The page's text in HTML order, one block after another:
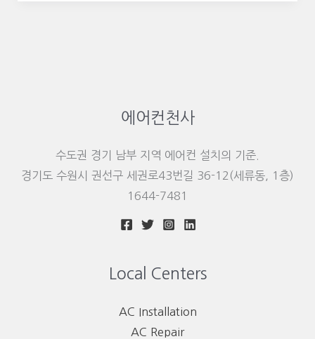
에어컨천사
수도권 경기 남부 지역 에어컨 설치의 기준.
경기도 수원시 권선구 세권로43번길 36-12(세류동, 1층)
1644-7481
Local Centers
AC Installation
AC Repair